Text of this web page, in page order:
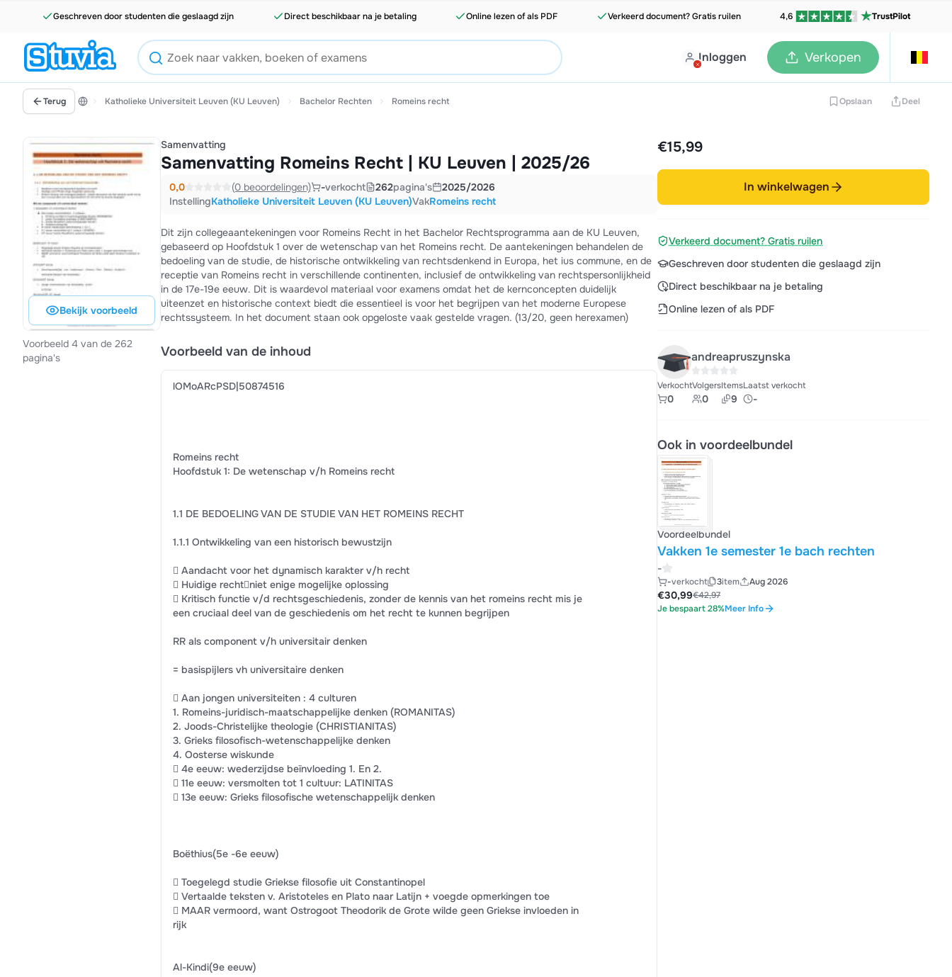
Geschreven door studenten die geslaagd zijn Direct beschikbaar na je betaling Online lezen of als PDF Verkeerd document? Gratis ruilen 4,6 TrustPilot
Inloggen Verkopen
Terug Katholieke Universiteit Leuven (KU Leuven) Bachelor Rechten Romeins recht Opslaan Deel
Bekijk voorbeeld
Voorbeeld 4 van de 262
pagina's
Samenvatting
Samenvatting Romeins Recht | KU Leuven | 2025/26
0,0 (0 beoordelingen) -verkocht 262pagina's
2025/2026
InstellingKatholieke Universiteit Leuven (KU Leuven)VakRomeins recht
Dit zijn collegeaantekeningen voor Romeins Recht in het Bachelor Rechtsprogramma aan de KU Leuven,
gebaseerd op Hoofdstuk 1 over de wetenschap van het Romeins recht. De aantekeningen behandelen de
bedoeling van de studie, de historische ontwikkeling van rechtsdenkend in Europa, het ius commune, en de
receptie van Romeins recht in verschillende continenten, inclusief de ontwikkeling van rechtspersonlijkheid
in de 17e-19e eeuw. Dit is waardevol materiaal voor examens omdat het de kernconcepten duidelijk
uiteenzet en historische context biedt die essentieel is voor het begrijpen van het moderne Europese
rechtssysteem. In het document staan ook opgeloste vaak gestelde vragen. (13/20, geen herexamen)
Voorbeeld van de inhoud
lOMoARcPSD|50874516
Romeins recht
Hoofdstuk 1: De wetenschap v/h Romeins recht
1.1 DE BEDOELING VAN DE STUDIE VAN HET ROMEINS RECHT
1.1.1 Ontwikkeling van een historisch bewustzijn
 Aandacht voor het dynamisch karakter v/h recht
 Huidige rechtniet enige mogelijke oplossing
 Kritisch functie v/d rechtsgeschiedenis, zonder de kennis van het romeins recht mis je
een cruciaal deel van de geschiedenis om het recht te kunnen begrijpen
RR als component v/h universitair denken
= basispijlers vh universitaire denken
 Aan jongen universiteiten : 4 culturen
1. Romeins-juridisch-maatschappelijke denken (ROMANITAS)
2. Joods-Christelijke theologie (CHRISTIANITAS)
3. Grieks filosofisch-wetenschappelijke denken
4. Oosterse wiskunde
 4e eeuw: wederzijdse beïnvloeding 1. En 2.
 11e eeuw: versmolten tot 1 cultuur: LATINITAS
 13e eeuw: Grieks filosofische wetenschappelijk denken
Boëthius(5e -6e eeuw)
 Toegelegd studie Griekse filosofie uit Constantinopel
 Vertaalde teksten v. Aristoteles en Plato naar Latijn + voegde opmerkingen toe
 MAAR vermoord, want Ostrogoot Theodorik de Grote wilde geen Griekse invloeden in
rijk
Al-Kindi(9e eeuw)
€15,99
In winkelwagen
Verkeerd document? Gratis ruilen
Geschreven door studenten die geslaagd zijn
Direct beschikbaar na je betaling
Online lezen of als PDF
andreapruszynska
Verkocht
0
Volgers
0
Items
9
Laatst verkocht
-
Ook in voordeelbundel
Voordeelbundel
Vakken 1e semester 1e bach rechten
-
-verkocht 3item
Aug 2026
€42,97
€30,99
Je bespaart 28%Meer Info